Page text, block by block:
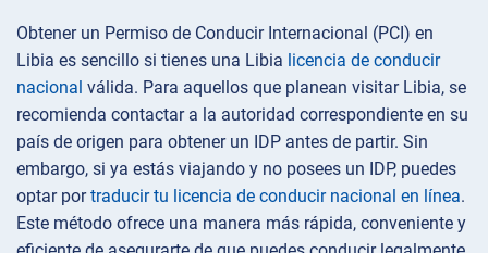
Obtener un Permiso de Conducir Internacional (PCI) en
Libia es sencillo si tienes una Libia licencia de conducir
nacional válida. Para aquellos que planean visitar Libia, se
recomienda contactar a la autoridad correspondiente en su
país de origen para obtener un IDP antes de partir. Sin
embargo, si ya estás viajando y no posees un IDP, puedes
optar portraducir tu licencia de conducir nacional en línea.
Este método ofrece una manera más rápida, conveniente y